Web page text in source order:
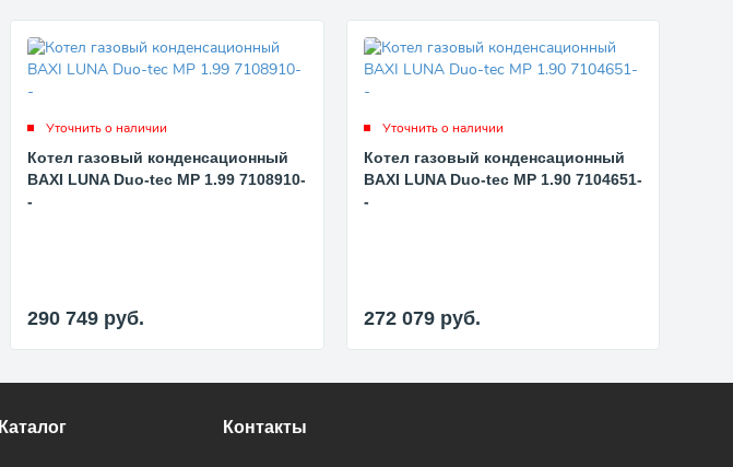
Уточнить о наличии
Котел газовый конденсационный
BAXI LUNA Duo-tec MP 1.99 7108910-
-
290 749 руб.
Уточнить о наличии
Котел газовый конденсационный
BAXI LUNA Duo-tec MP 1.90 7104651-
-
272 079 руб.
Каталог Контакты